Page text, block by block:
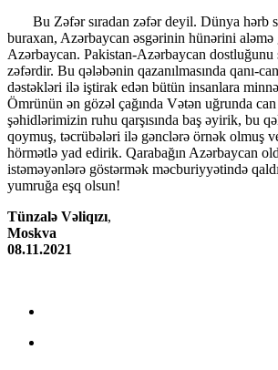
Bu Zəfər sıradan zəfər deyil. Dünya hərb
buraxan, Azərbaycan əsgərinin hünərini
Azərbaycan. Pakistan-Azərbaycan dostluğunu
zəfərdir. Bu qələbənin qazanılmasında qanı-
dəstəkləri ilə iştirak edən bütün insanlara
Ömrünün ən gözəl çağında Vətən uğrunda
şəhidlərimizin ruhu qarşısında baş əyirik, bu
qoymuş, təcrübələri ilə gənclərə örnək olmuş
hörmətlə yad edirik. Qarabağın Azərbaycan
istəməyənlərə göstərmək məcburiyyətində
yumruğa eşq olsun!
Tünzalə Vəliqızı,
Moskva
08.11.2021